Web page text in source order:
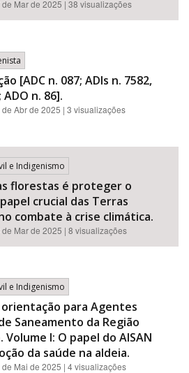
de Mar de 2025 | 38 visualizações
[ADC n. 087; ADIs n. 7582,
ADO n. 86].
de Abr de 2025 | 3 visualizações
e Indigenismo
florestas é proteger o
crucial das Terras
combate à crise climática.
de Mar de 2025 | 8 visualizações
e Indigenismo
para Agentes
Saneamento da Região
Volume I: O papel do AISAN
da saúde na aldeia.
de Mai de 2025 | 4 visualizações